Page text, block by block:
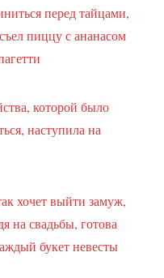
перед тайцами,
пиццу с ананасом
которой было
наступила на
хочет выйти замуж,
на свадьбы, готова
букет невесты